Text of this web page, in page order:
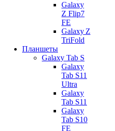
Galaxy
Z Flip7
FE
Galaxy Z
TriFold
Планшеты
Galaxy Tab S
Galaxy
Tab S11
Ultra
Galaxy
Tab S11
Galaxy
Tab S10
FE